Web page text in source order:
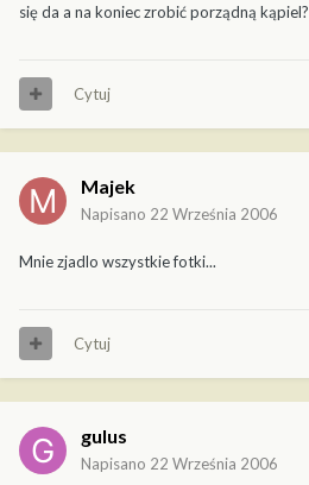
się da a na koniec zrobić porządną kąpiel?
Cytuj
Majek
Napisano 22 Września 2006
Mnie zjadlo wszystkie fotki...
Cytuj
gulus
Napisano 22 Września 2006